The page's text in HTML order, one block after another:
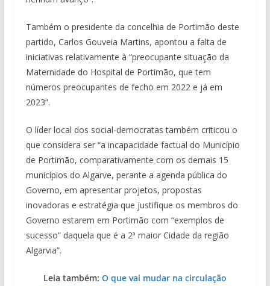
Também o presidente da concelhia de Portimão deste
partido, Carlos Gouveia Martins, apontou a falta de
iniciativas relativamente à “preocupante situação da
Maternidade do Hospital de Portimão, que tem
números preocupantes de fecho em 2022 e já em
2023”.
O líder local dos social-democratas também criticou o
que considera ser “a incapacidade factual do Município
de Portimão, comparativamente com os demais 15
municípios do Algarve, perante a agenda pública do
Governo, em apresentar projetos, propostas
inovadoras e estratégia que justifique os membros do
Governo estarem em Portimão com “exemplos de
sucesso” daquela que é a 2ª maior Cidade da região
Algarvia”.
Leia também: O que vai mudar na circulação